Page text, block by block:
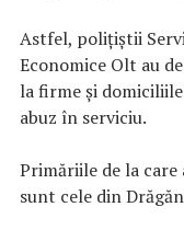
Astfel, poliţiştii
Economice Olt au
la firme şi
abuz în serviciu.
Primăriile de la
sunt cele din